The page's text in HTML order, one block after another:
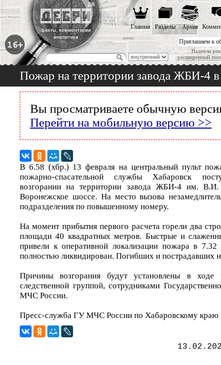
Приглашаем к
Надоела
расширенный
Главная Разделы Архив
Пожар на территории завода ЖБИ-4
Вы просматриваете обычную
Перейти на мобильную версию >>
В 6.58 (хбр.) 13 февраля на центральный пульт
пожарно-спасательной службы Хабаровск
возгорании на территории завода ЖБИ-4 им. В.И.
Воронежское шоссе. На место вызова
подразделения по повышенному номеру.
На момент прибытия первого расчета горели два
площади 40 квадратных метров. Быстрые и
привели к оперативной локализации пожара в
полностью ликвидирован. Погибших и пострадавших
Причины возгорания будут установлены в ходе
следственной группой, сотрудниками
МЧС России.
Пресс-служба ГУ МЧС России по Хабаровскому краю